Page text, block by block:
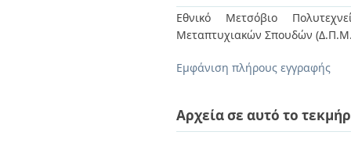
Εθνικό Μετσόβιο
Μεταπτυχιακών Σπουδών
Εμφάνιση πλήρους εγγραφής
Αρχεία σε αυτό το